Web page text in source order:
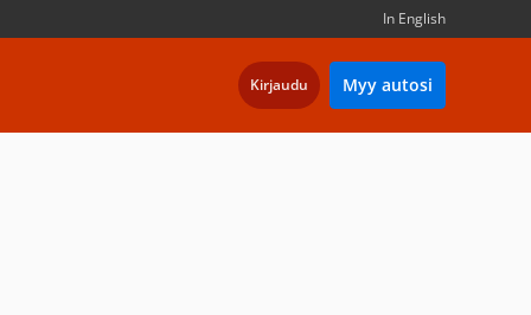
In English
Kirjaudu Myy autosi